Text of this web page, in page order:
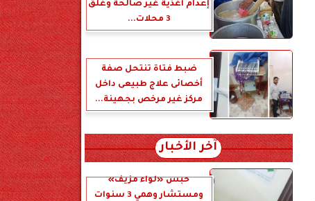
إعدام أغذية غير صالحة وغلق
3 محلات...
ضبط فتاة تنتحل صفة
أخصائى علاج طبيعى داخل
مركز غير مرخص بجهينة...
آخر الأخبار
حبس «لواء مزيف»
ومستشار وهمي 3 سنوات